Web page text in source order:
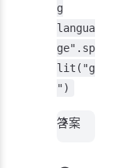
g
langua
ge".sp
lit("g
")
答案